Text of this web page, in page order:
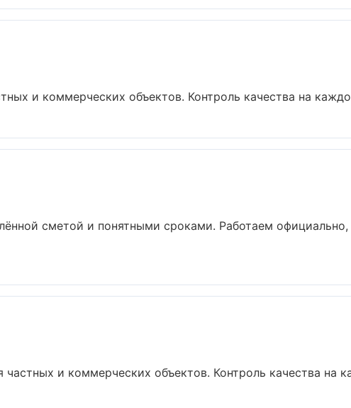
и коммерческих объектов. Контроль качества на
сметой и понятными сроками. Работаем официально,
и коммерческих объектов. Контроль качества на